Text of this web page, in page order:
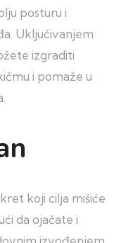
posturu i
Uključivanjem
izgraditi
i pomaže u
koji cilja mišiće
da ojačate i